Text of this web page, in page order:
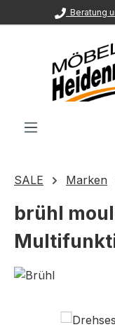
Zum Hauptinhalt
Beratung
SALE Marken
brühl
Bildergalerie